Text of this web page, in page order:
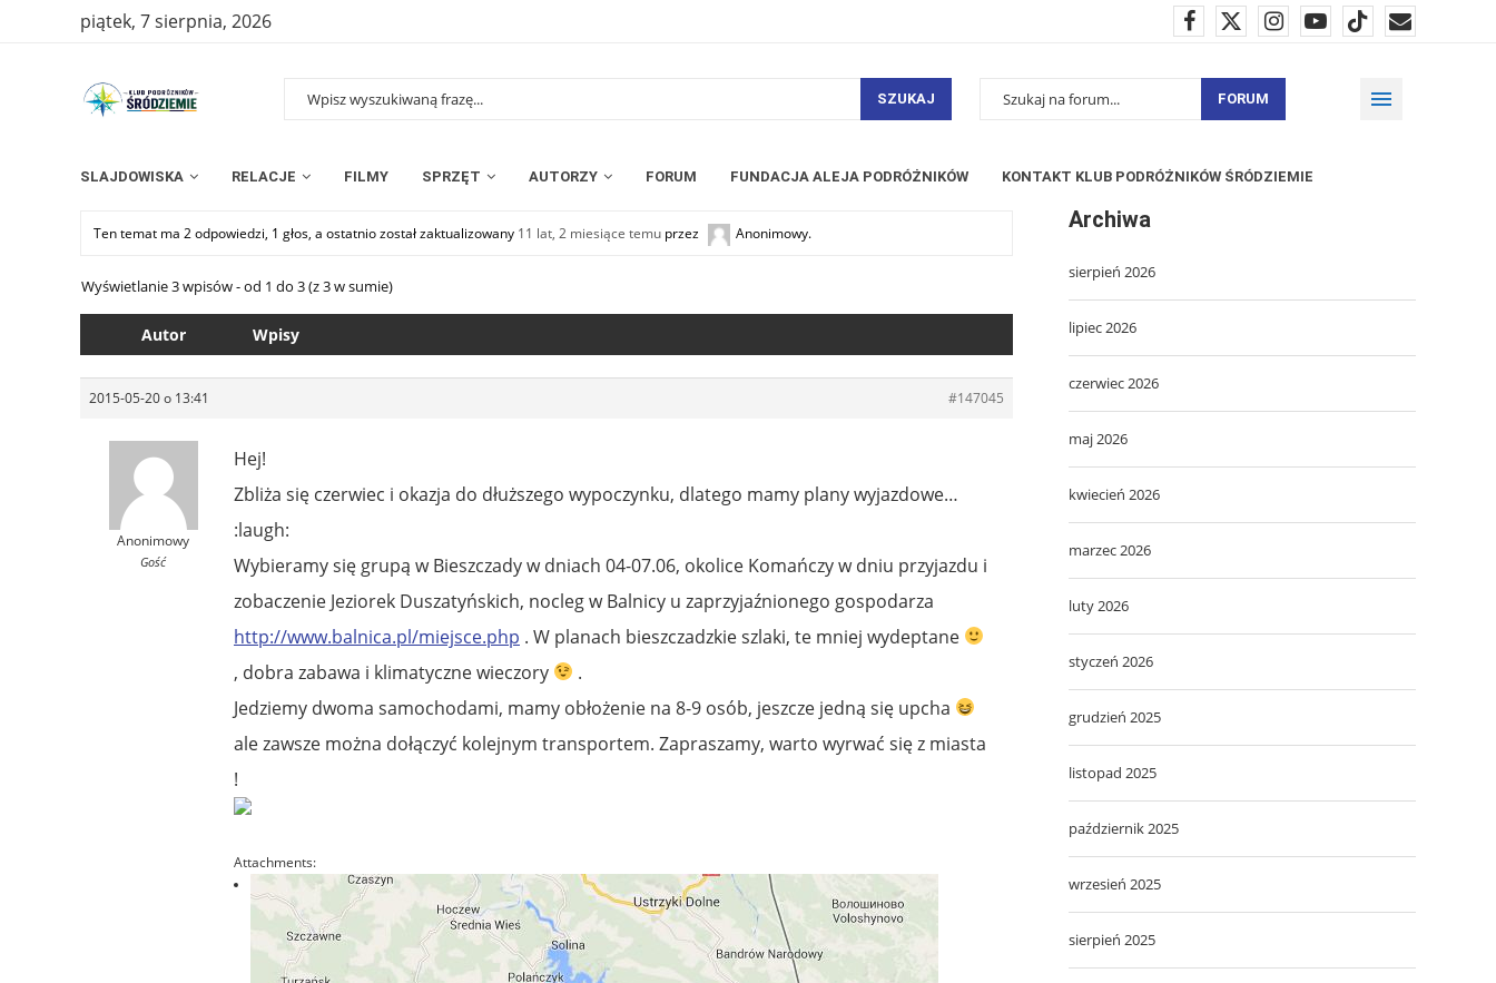
piątek, 7 sierpnia, 2026
SZUKAJ FORUM
SLAJDOWISKA RELACJE FILMY SPRZĘT AUTORZY FORUM FUNDACJA ALEJA PODRÓŻNIKÓW KONTAKT KLUB PODRÓŻNIKÓW ŚRÓDZIEMIE
Ten temat ma 2 odpowiedzi, 1 głos, a ostatnio został zaktualizowany 11 lat, 2 miesiące temu przez Anonimowy.
Wyświetlanie 3 wpisów - od 1 do 3 (z 3 w sumie)
Autor Wpisy
2015-05-20 o 13:41 #147045
Anonimowy
Gość
Hej!
Zbliża się czerwiec i okazja do dłuższego wypoczynku, dlatego mamy plany wyjazdowe…
:laugh:
Wybieramy się grupą w Bieszczady w dniach 04-07.06, okolice Komańczy w dniu przyjazdu i
zobaczenie Jeziorek Duszatyńskich, nocleg w Balnicy u zaprzyjaźnionego gospodarza
http://www.balnica.pl/miejsce.php . W planach bieszczadzkie szlaki, te mniej wydeptane
, dobra zabawa i klimatyczne wieczory
.
Jedziemy dwoma samochodami, mamy obłożenie na 8-9 osób, jeszcze jedną się upcha
ale zawsze można dołączyć kolejnym transportem. Zapraszamy, warto wyrwać się z miasta
!
Attachments:
Archiwa
sierpień 2026
lipiec 2026
czerwiec 2026
maj 2026
kwiecień 2026
marzec 2026
luty 2026
styczeń 2026
grudzień 2025
listopad 2025
październik 2025
wrzesień 2025
sierpień 2025